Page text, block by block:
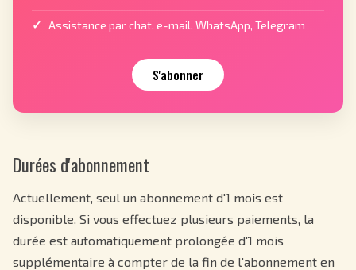
Assistance par chat, e-mail, WhatsApp, Telegram
S'abonner
Durées d'abonnement
Actuellement, seul un abonnement d'1 mois est
disponible. Si vous effectuez plusieurs paiements, la
durée est automatiquement prolongée d'1 mois
supplémentaire à compter de la fin de l'abonnement en